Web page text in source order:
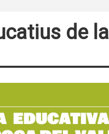
de la